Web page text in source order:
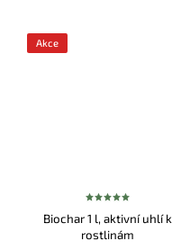
Akce
Biochar 1 l, aktivní uhlí k
rostlinám